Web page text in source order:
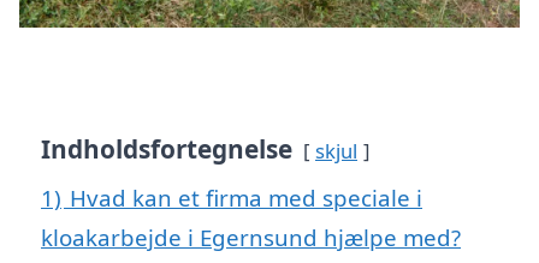
Indholdsfortegnelse skjul
1) Hvad kan et firma med speciale i
kloakarbejde i Egernsund hjælpe med?